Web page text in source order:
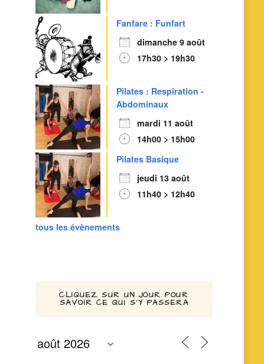
Fanfare : Funfart
dimanche 9 août
17h30 > 19h30
Pilates : Respiration -
Abdominaux
mardi 11 août
14h00 > 15h00
Pilates Basique
jeudi 13 août
11h40 > 12h40
tous les évènements
CLIQUEZ SUR UN JOUR POUR
SAVOIR CE QUI S’Y PASSERA